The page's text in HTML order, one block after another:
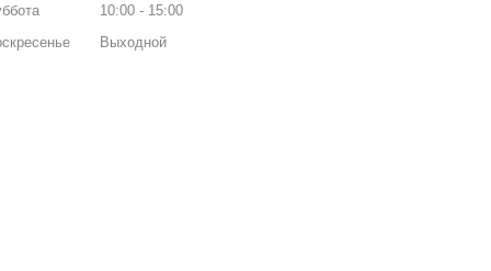
10:00
15:00
Выходной